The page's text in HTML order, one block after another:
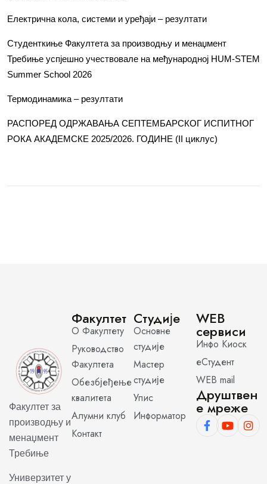
Електрична кола, системи и уређаји – резултати
Студенткиње Факултета за производњу и менаџмент
Требиње успјешно учествовале на међународној HUM-STEM
Summer School 2026
Термодинамика – резултати
РАСПОРЕД ОДРЖАВАЊА СЕПТЕМБАРСКОГ ИСПИТНОГ
РОКА АКАДЕМСКЕ 2025/2026. ГОДИНЕ (II циклус)
Факултет за
производњу и
менаџмент
Требиње
Универзитет у
Факултет
О Факултету
Руководство
Факултета
Обезбјеђење
квалитета
Алумни клуб
Контакт
Студије
Основне
студије
Мастер
студије
Упис
Информатор
WEB
сервиси
Инфо Киоск
еСтудент
WEB mail
Друштвен
е мреже